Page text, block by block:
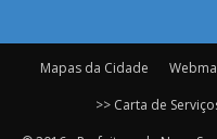
Mapas da Cidade
>> Carta de